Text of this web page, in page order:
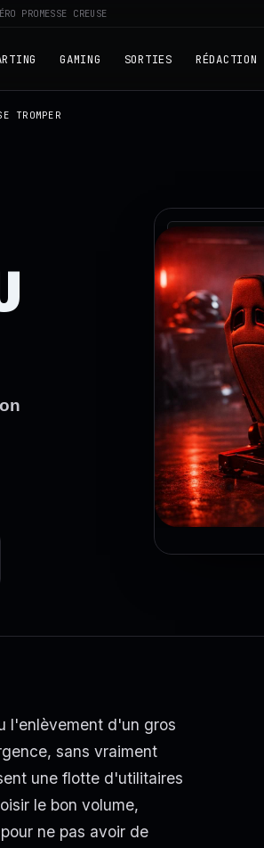
PROMESSE CREUSE
GAMING SORTIES RÉDACTION
TROMPER
RZ · TELEMETRY
l'enlèvement d'un gros
sans vraiment
une flotte d'utilitaires
le bon volume,
ne pas avoir de